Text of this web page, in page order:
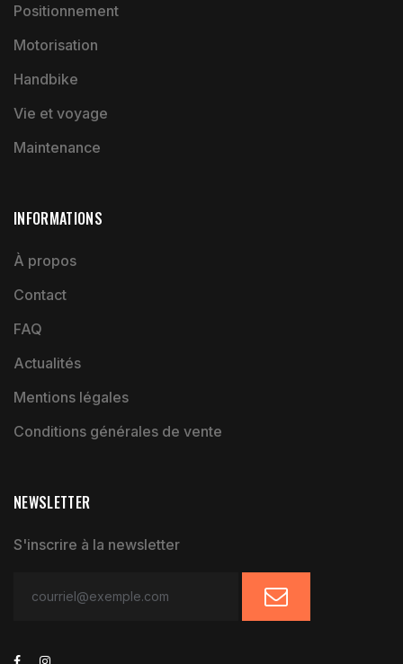
Positionnement
Motorisation
Handbike
Vie et voyage
Maintenance
INFORMATIONS
À propos
Contact
FAQ
Actualités
Mentions légales
Conditions générales de vente
NEWSLETTER
S'inscrire à la newsletter